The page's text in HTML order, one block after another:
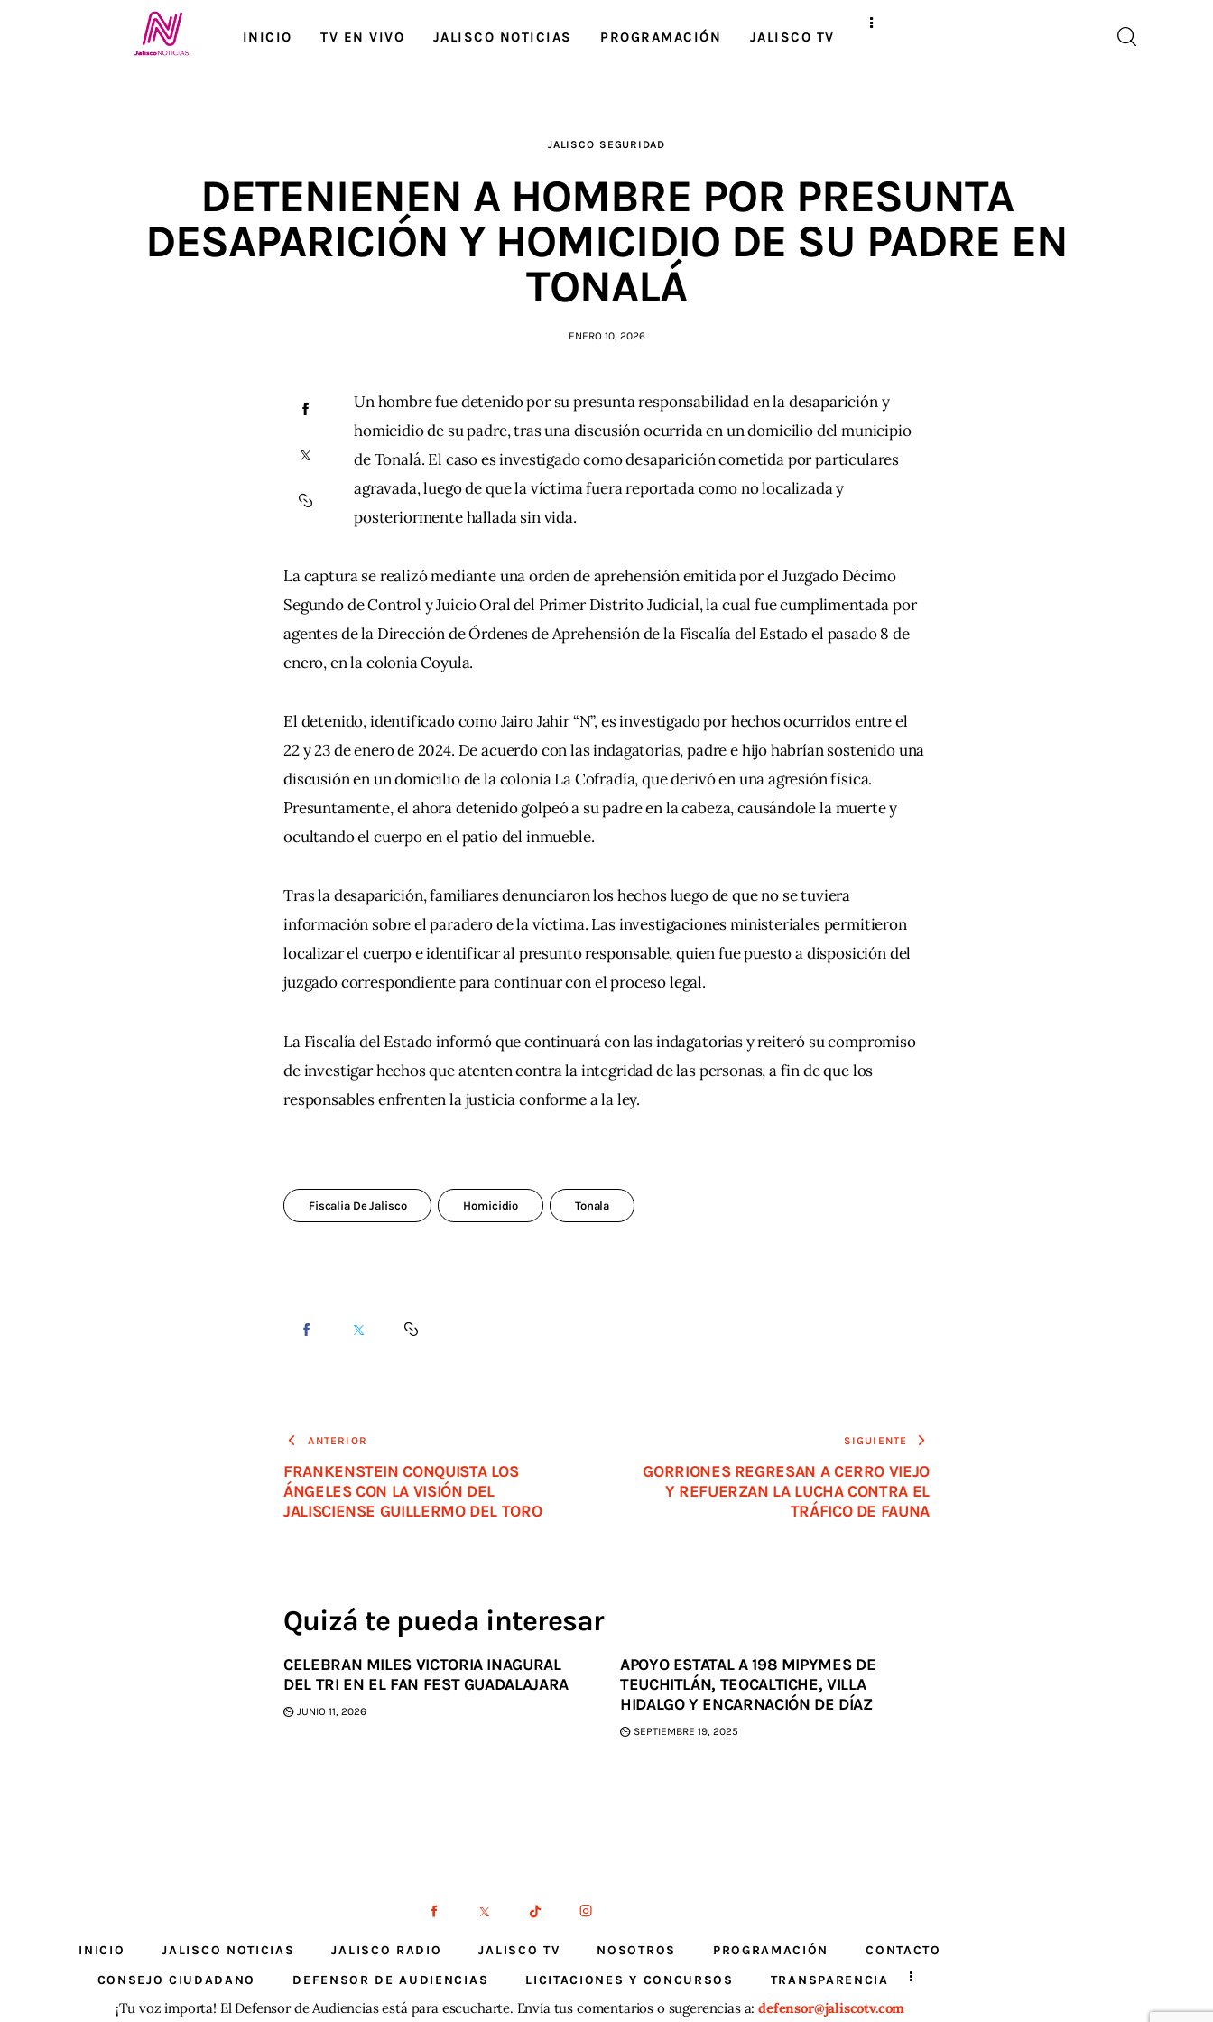
INICIO TV EN VIVO JALISCO NOTICIAS PROGRAMACIÓN JALISCO TV
Jalisco RADIO / En Vivo
JALISCO SEGURIDAD
DETENIENEN A HOMBRE POR PRESUNTA
DESAPARICIÓN Y HOMICIDIO DE SU PADRE EN
TONALÁ
ENERO 10, 2026
Un hombre fue detenido por su presunta responsabilidad en la desaparición y
homicidio de su padre, tras una discusión ocurrida en un domicilio del municipio
de Tonalá. El caso es investigado como desaparición cometida por particulares
agravada, luego de que la víctima fuera reportada como no localizada y
posteriormente hallada sin vida.
La captura se realizó mediante una orden de aprehensión emitida por el Juzgado Décimo
Segundo de Control y Juicio Oral del Primer Distrito Judicial, la cual fue cumplimentada por
agentes de la Dirección de Órdenes de Aprehensión de la Fiscalía del Estado el pasado 8 de
enero, en la colonia Coyula.
El detenido, identificado como Jairo Jahir “N”, es investigado por hechos ocurridos entre el
22 y 23 de enero de 2024. De acuerdo con las indagatorias, padre e hijo habrían sostenido una
discusión en un domicilio de la colonia La Cofradía, que derivó en una agresión física.
Presuntamente, el ahora detenido golpeó a su padre en la cabeza, causándole la muerte y
ocultando el cuerpo en el patio del inmueble.
Tras la desaparición, familiares denunciaron los hechos luego de que no se tuviera
información sobre el paradero de la víctima. Las investigaciones ministeriales permitieron
localizar el cuerpo e identificar al presunto responsable, quien fue puesto a disposición del
juzgado correspondiente para continuar con el proceso legal.
La Fiscalía del Estado informó que continuará con las indagatorias y reiteró su compromiso
de investigar hechos que atenten contra la integridad de las personas, a fin de que los
responsables enfrenten la justicia conforme a la ley.
Fiscalia De Jalisco Homicidio Tonala
ANTERIOR
FRANKENSTEIN CONQUISTA LOS
ÁNGELES CON LA VISIÓN DEL
JALISCIENSE GUILLERMO DEL TORO
SIGUIENTE
GORRIONES REGRESAN A CERRO VIEJO
Y REFUERZAN LA LUCHA CONTRA EL
TRÁFICO DE FAUNA
Quizá te pueda interesar
CELEBRAN MILES VICTORIA INAGURAL
DEL TRI EN EL FAN FEST GUADALAJARA
JUNIO 11, 2026
APOYO ESTATAL A 198 MIPYMES DE
TEUCHITLÁN, TEOCALTICHE, VILLA
HIDALGO Y ENCARNACIÓN DE DÍAZ
SEPTIEMBRE 19, 2025
INICIO JALISCO NOTICIAS JALISCO RADIO JALISCO TV NOSOTROS PROGRAMACIÓN
CONTACTO
CONSEJO CIUDADANO
DEFENSOR DE AUDIENCIAS LICITACIONES Y CONCURSOS TRANSPARENCIA
¡Tu voz importa! El Defensor de Audiencias está para escucharte. Envía tus comentarios o sugerencias a:defensor@jaliscotv.com